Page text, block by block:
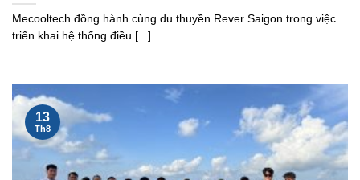
Mecooltech đồng hành cùng du thuyền Rever Saigon trong việc
triển khai hệ thống điều [...]
13
Th8